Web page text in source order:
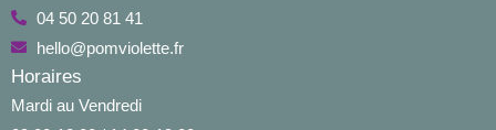
04 50 20 81 41
hello@pomviolette.fr
Horaires
Mardi au Vendredi